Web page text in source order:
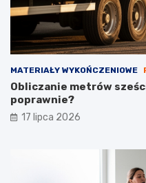
MATERIAŁY WYKOŃCZENIOWE
Obliczanie metrów
poprawnie?
17 lipca 2026